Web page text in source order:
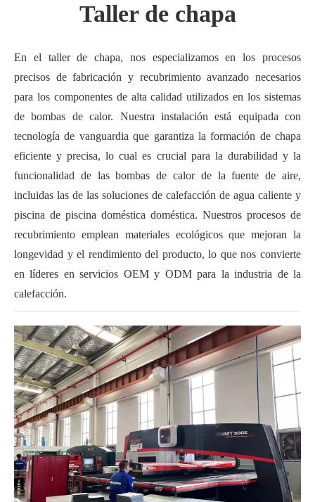
Taller de chapa
En el taller de chapa, nos especializamos en los procesos
precisos de fabricación y recubrimiento avanzado necesarios
para los componentes de alta calidad utilizados en los sistemas
de bombas de calor. Nuestra instalación está equipada con
tecnología de vanguardia que garantiza la formación de chapa
eficiente y precisa, lo cual es crucial para la durabilidad y la
funcionalidad de las bombas de calor de la fuente de aire,
incluidas las de las soluciones de calefacción de agua caliente y
piscina de piscina doméstica doméstica. Nuestros procesos de
recubrimiento emplean materiales ecológicos que mejoran la
longevidad y el rendimiento del producto, lo que nos convierte
en líderes en servicios OEM y ODM para la industria de la
calefacción.